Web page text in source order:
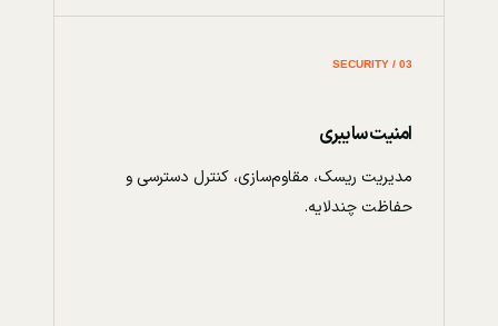
03 / SECURITY
امنیت سایبری
مدیریت ریسک، مقاوم‌سازی، کنترل دسترسی و
حفاظت چندلایه.